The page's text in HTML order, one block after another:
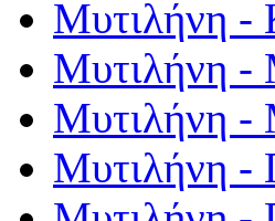
Μυτιλήνη -
Μυτιλήνη -
Μυτιλήνη -
Μυτιλήνη -